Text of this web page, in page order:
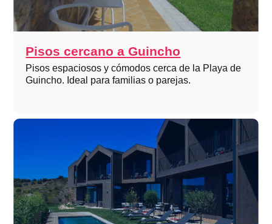
Pisos cercano a Guincho
Pisos espaciosos y cómodos cerca de la Playa de
Guincho. Ideal para familias o parejas.